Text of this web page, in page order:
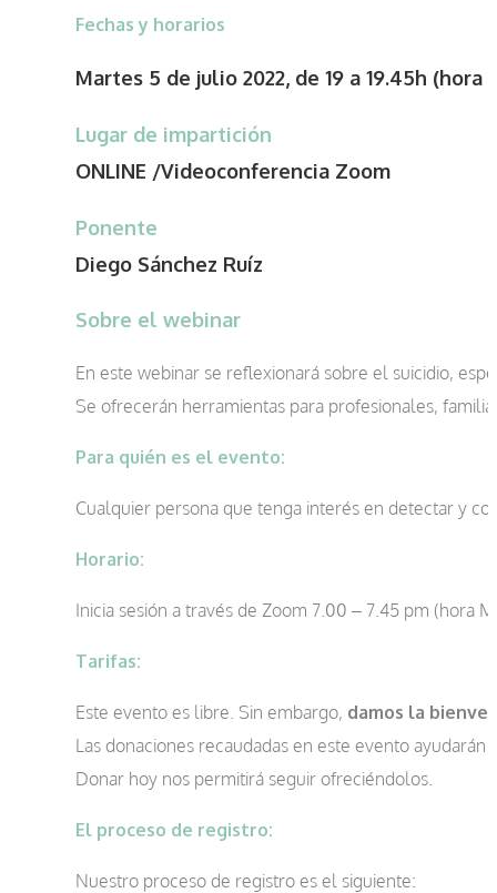
Fechas y horarios
Martes 5 de julio 2022, de 19 a 19.45h (hora
Lugar de impartición
ONLINE /Videoconferencia Zoom
Ponente
Diego Sánchez Ruíz
Sobre el webinar
En este webinar se reflexionará sobre el suicidio,
Se ofrecerán herramientas para profesionales,
Para quién es el evento:
Cualquier persona que tenga interés en detectar y
Horario:
Inicia sesión a través de Zoom 7.00 – 7.45 pm (hora
Tarifas:
Este evento es libre. Sin embargo, damos la
Las donaciones recaudadas en este evento
Donar hoy nos permitirá seguir ofreciéndolos.
El proceso de registro:
Nuestro proceso de registro es el siguiente: